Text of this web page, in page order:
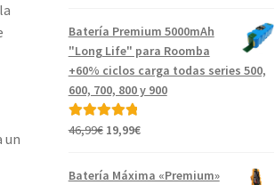
un
original
era:
69,99€.
actual
29,99€.
Batería Premium 5000mAh
"Long Life" para Roomba
+60% ciclos carga todas series 500,
600, 700, 800 y 900
Valorado con
46,99€ El
original
19,99€El
actual
Batería Máxima «Premium»